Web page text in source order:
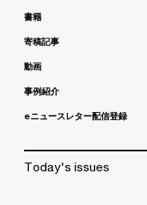
書籍
寄稿記事
動画
事例紹介
eニュースレター配信登録
Today's issues